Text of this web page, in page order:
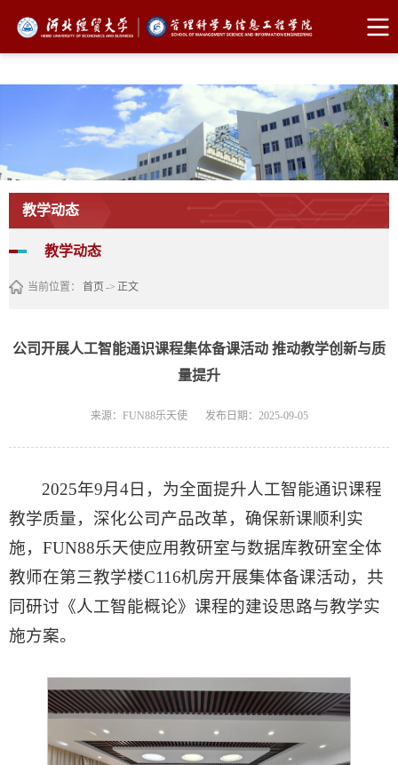
FUN88乐天使·(中国)集团
教学动态
教学动态
当前位置： 首页 -> 正文
​公司开展人工智能通识课程集体备课活动 推动教学创新与质
量提升
来源：FUN88乐天使 发布日期：2025-09-05
2025年9月4日，为全面提升人工智能通识课程
教学质量，深化公司产品改革，确保新课顺利实
施，FUN88乐天使应用教研室与数据库教研室全体
教师在第三教学楼C116机房开展集体备课活动，共
同研讨《人工智能概论》课程的建设思路与教学实
施方案。